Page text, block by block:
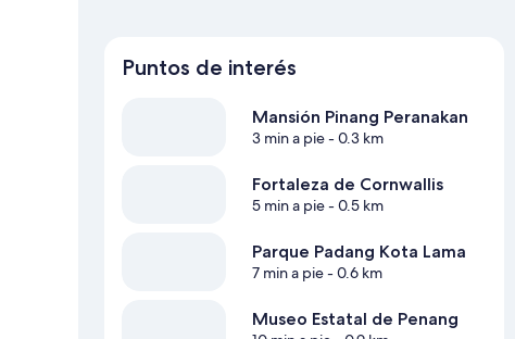
Puntos de interés
Mansión Pinang Peranakan
3 min a pie- 0.3 km
Fortaleza de Cornwallis
5 min a pie- 0.5 km
Parque Padang Kota Lama
7 min a pie- 0.6 km
Museo Estatal de Penang